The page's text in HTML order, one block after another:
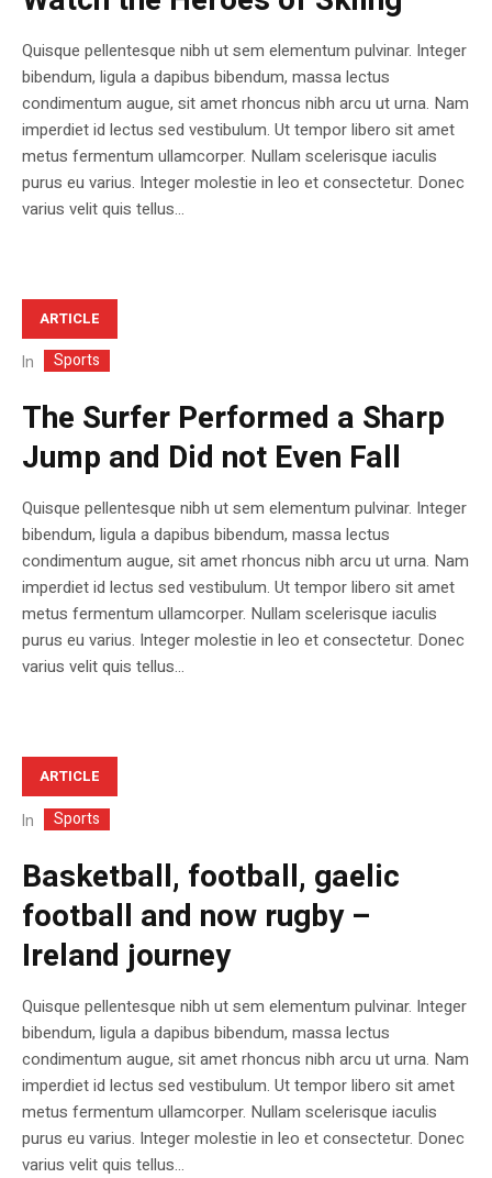
Quisque pellentesque nibh ut sem elementum pulvinar. Integer
bibendum, ligula a dapibus bibendum, massa lectus
condimentum augue, sit amet rhoncus nibh arcu ut urna. Nam
imperdiet id lectus sed vestibulum. Ut tempor libero sit amet
metus fermentum ullamcorper. Nullam scelerisque iaculis
purus eu varius. Integer molestie in leo et consectetur. Donec
varius velit quis tellus...
ARTICLE
In Sports
The Surfer Performed a Sharp
Jump and Did not Even Fall
Quisque pellentesque nibh ut sem elementum pulvinar. Integer
bibendum, ligula a dapibus bibendum, massa lectus
condimentum augue, sit amet rhoncus nibh arcu ut urna. Nam
imperdiet id lectus sed vestibulum. Ut tempor libero sit amet
metus fermentum ullamcorper. Nullam scelerisque iaculis
purus eu varius. Integer molestie in leo et consectetur. Donec
varius velit quis tellus...
ARTICLE
In Sports
Basketball, football, gaelic
football and now rugby –
Ireland journey
Quisque pellentesque nibh ut sem elementum pulvinar. Integer
bibendum, ligula a dapibus bibendum, massa lectus
condimentum augue, sit amet rhoncus nibh arcu ut urna. Nam
imperdiet id lectus sed vestibulum. Ut tempor libero sit amet
metus fermentum ullamcorper. Nullam scelerisque iaculis
purus eu varius. Integer molestie in leo et consectetur. Donec
varius velit quis tellus...